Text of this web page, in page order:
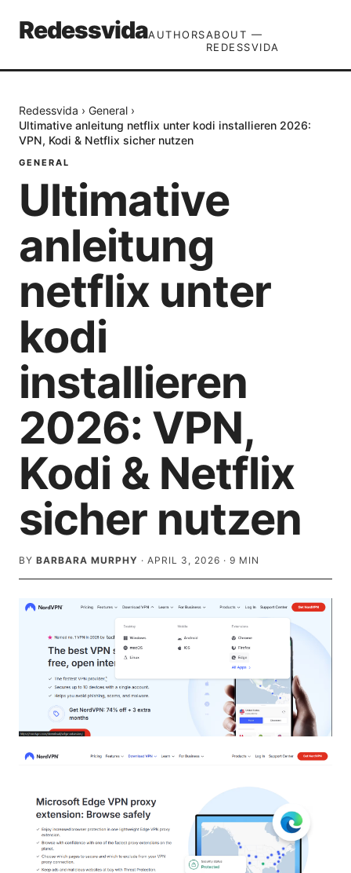
RedessvidaAUTHORSABOUT —
REDESSVIDA
Redessvida › General ›
Ultimative anleitung netflix unter kodi installieren 2026:
VPN, Kodi & Netflix sicher nutzen
GENERAL
Ultimative
anleitung
netflix unter
kodi
installieren
2026: VPN,
Kodi & Netflix
sicher nutzen
BY BARBARA MURPHY · APRIL 3, 2026 · 9 MIN